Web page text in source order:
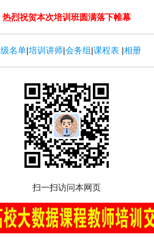
热烈祝贺本次培训班圆满落下帷幕
名单|培训讲师|会务组|课程表|相册
扫一扫访问本网页